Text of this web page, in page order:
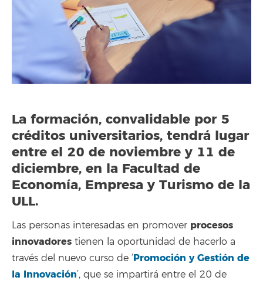
La formación, convalidable por 5
créditos universitarios, tendrá lugar
entre el 20 de noviembre y 11 de
diciembre, en la Facultad de
Economía, Empresa y Turismo de la
ULL.
Las personas interesadas en promover procesos
innovadores tienen la oportunidad de hacerlo a
través del nuevo curso de ‘Promoción y Gestión de
la Innovación’, que se impartirá entre el 20 de